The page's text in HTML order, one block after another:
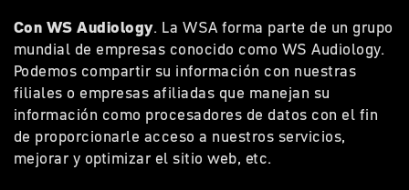
Con WS Audiology. La WSA forma parte de un grupo
mundial de empresas conocido como WS Audiology.
Podemos compartir su información con nuestras
filiales o empresas afiliadas que manejan su
información como procesadores de datos con el fin
de proporcionarle acceso a nuestros servicios,
mejorar y optimizar el sitio web, etc.